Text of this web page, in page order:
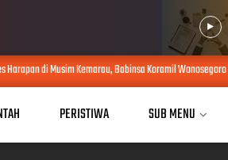
Babinsa Koramil Wonosegoro Dampingi
PERISTIWA SUB MENU